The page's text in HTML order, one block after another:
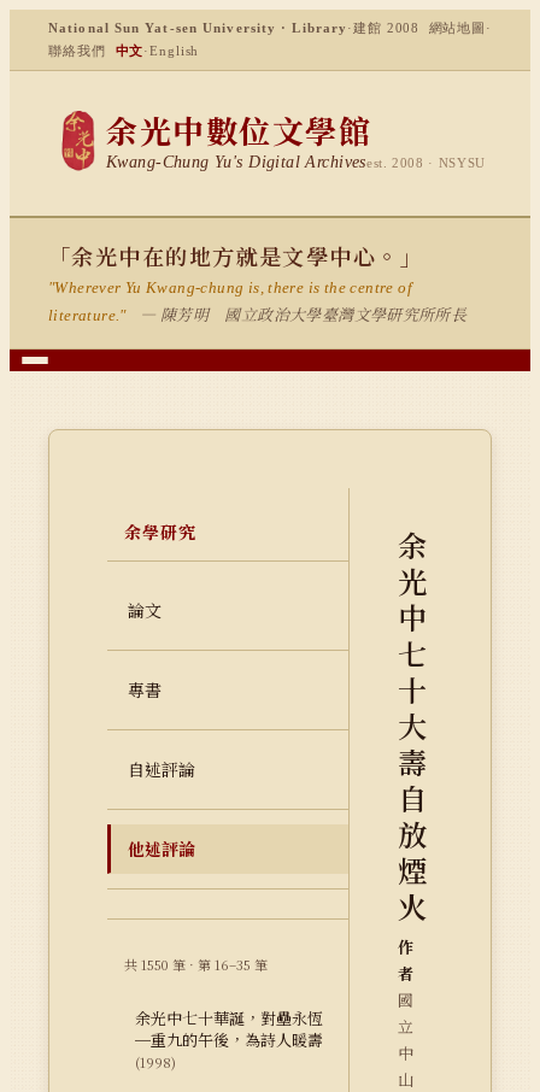
National Sun Yat-sen University · Library ·建館 2008 網站地圖 ·
聯絡我們
中文·English
余光中數位文學館
Kwang-Chung Yu's Digital Archivesest. 2008 · NSYSU
「余光中在的地方就是文學中心。」
"Wherever Yu Kwang-chung is, there is the centre of
literature."
— 陳芳明 國立政治大學臺灣文學研究所所長
余學研究
論文
專書
自述評論
他述評論
共 1550 筆 · 第 16–35 筆
余光中七十華誕，對壘永恆
─重九的午後，為詩人暖壽
(1998)
余
光
中
七
十
大
壽
自
放
煙
火
作
者
國
立
中
山